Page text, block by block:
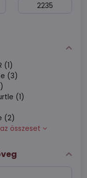
(1)
(3)
(1)
(2)
összeset